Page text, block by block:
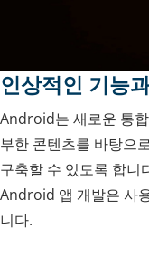
인상적인 기능
Android는 새로운 통
부한 콘텐츠를 바탕으
구축할 수 있도록 합니
Android 앱 개발은 사
니다.